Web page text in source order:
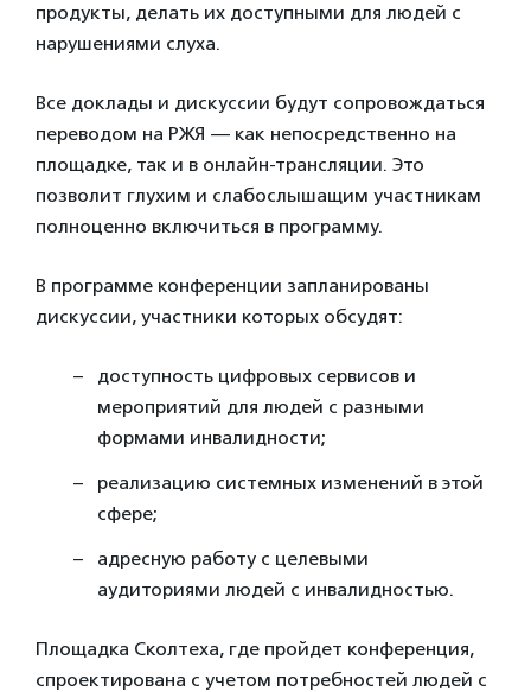
продукты, делать их доступными для людей с
нарушениями слуха.
Все доклады и дискуссии будут сопровождаться
переводом на РЖЯ — как непосредственно на
площадке, так и в онлайн-трансляции. Это
позволит глухим и слабослышащим участникам
полноценно включиться в программу.
В программе конференции запланированы
дискуссии, участники которых обсудят:
доступность цифровых сервисов и
мероприятий для людей с разными
формами инвалидности;
реализацию системных изменений в этой
сфере;
адресную работу с целевыми
аудиториями людей с инвалидностью.
Площадка Сколтеха, где пройдет конференция,
спроектирована с учетом потребностей людей с